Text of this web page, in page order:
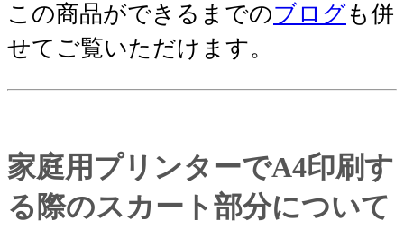
この商品ができるまでのブログも併
せてご覧いただけます。
家庭用プリンターでA4印刷す
る際のスカート部分について